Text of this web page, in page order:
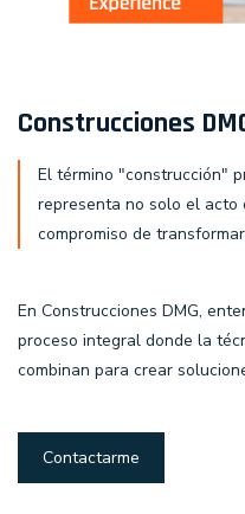
Construcciones
El término "construcción"
representa no solo el acto
compromiso de
En Construcciones DMG,
proceso integral donde la
combinan para crear
Contactarme